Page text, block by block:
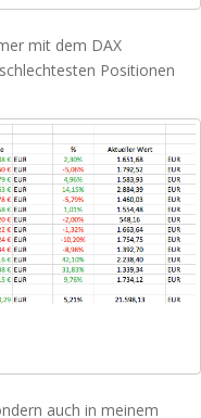
mit dem DAX
Positionen
auch in meinem